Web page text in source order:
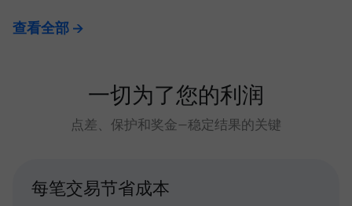
查看全部
一切为了您的利润
点差、保护和奖金—稳定结果的关键
每笔交易节省成本